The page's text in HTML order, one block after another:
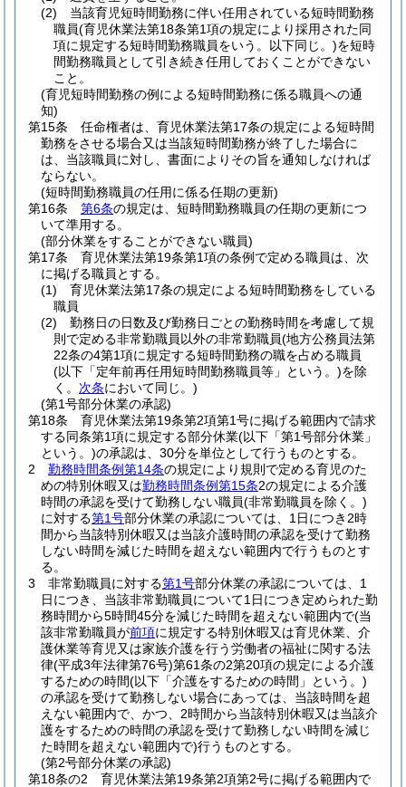
(2)
当該育児短時間勤務に伴い任用されている短時間勤務
職員(育児休業法第18条第1項の規定により採用された同
項に規定する短時間勤務職員をいう。以下同じ。)を短時
間勤務職員として引き続き任用しておくことができない
こと。
(育児短時間勤務の例による短時間勤務に係る職員への通
知)
第15条
任命権者は、育児休業法第17条の規定による短時間
勤務をさせる場合又は当該短時間勤務が終了した場合に
は、当該職員に対し、書面によりその旨を通知しなければ
ならない。
(短時間勤務職員の任用に係る任期の更新)
第16条
第6条の規定は、短時間勤務職員の任期の更新につ
いて準用する。
(部分休業をすることができない職員)
第17条
育児休業法第19条第1項の条例で定める職員は、次
に掲げる職員とする。
(1)
育児休業法第17条の規定による短時間勤務をしている
職員
(2)
勤務日の日数及び勤務日ごとの勤務時間を考慮して規
則で定める非常勤職員以外の非常勤職員(地方公務員法第
22条の4第1項に規定する短時間勤務の職を占める職員
(以下「定年前再任用短時間勤務職員等」という。)を除
く。 次条において同じ。)
(第1号部分休業の承認)
第18条
育児休業法第19条第2項第1号に掲げる範囲内で請求
する同条第1項に規定する部分休業(以下「第1号部分休業」
という。)の承認は、30分を単位として行うものとする。
2
勤務時間条例第14条の規定により規則で定める育児のた
めの特別休暇又は勤務時間条例第15条2の規定による介護
時間の承認を受けて勤務しない職員(非常勤職員を除く。)
に対する第1号部分休業の承認については、1日につき2時
間から当該特別休暇又は当該介護時間の承認を受けて勤務
しない時間を減じた時間を超えない範囲内で行うものとす
る。
3
非常勤職員に対する第1号部分休業の承認については、1
日につき、当該非常勤職員について1日につき定められた勤
務時間から5時間45分を減じた時間を超えない範囲内で(当
該非常勤職員が前項に規定する特別休暇又は育児休業、介
護休業等育児又は家族介護を行う労働者の福祉に関する法
律(平成3年法律第76号)第61条の2第20項の規定による介護
するための時間(以下「介護をするための時間」という。)
の承認を受けて勤務しない場合にあっては、当該時間を超
えない範囲内で、かつ、2時間から当該特別休暇又は当該介
護をするための時間の承認を受けて勤務しない時間を減じ
た時間を超えない範囲内で)行うものとする。
(第2号部分休業の承認)
第18条の2
育児休業法第19条第2項第2号に掲げる範囲内で